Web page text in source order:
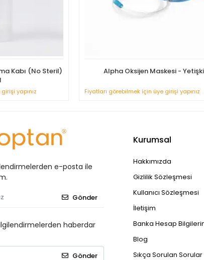
Kabı (No Steril)
yapınız
Alpha Oksijen Maskesi -
Fiyatları görebilmek için üye girişi yapınız
e-posta ile
Gönder
haberdar
Gönder
Kurumsal
Hakkımızda
Gizlilik Sözleşmesi
Kullanıcı Sözleşmesi
İletişim
Banka Hesap
Blog
Sıkça Sorulan Sorular